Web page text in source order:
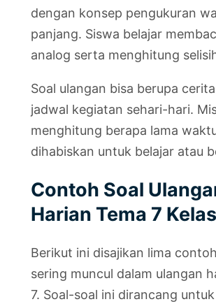
dengan konsep pengukuran
panjang. Siswa belajar
analog serta menghitung
Soal ulangan bisa berupa
jadwal kegiatan sehari-hari.
menghitung berapa lama
dihabiskan untuk belajar atau
Contoh Soal
Harian Tema 7
Berikut ini disajikan lima
sering muncul dalam ulangan
7. Soal-soal ini dirancang